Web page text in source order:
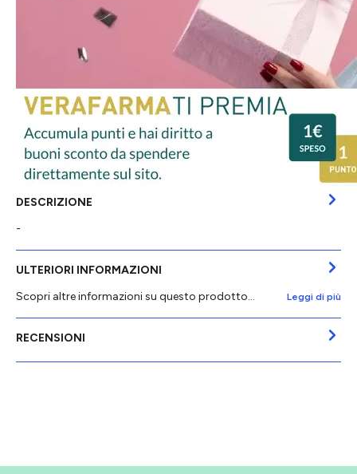
DESCRIZIONE
-
ULTERIORI INFORMAZIONI
Scopri altre informazioni su questo prodotto...
Leggi di più
RECENSIONI